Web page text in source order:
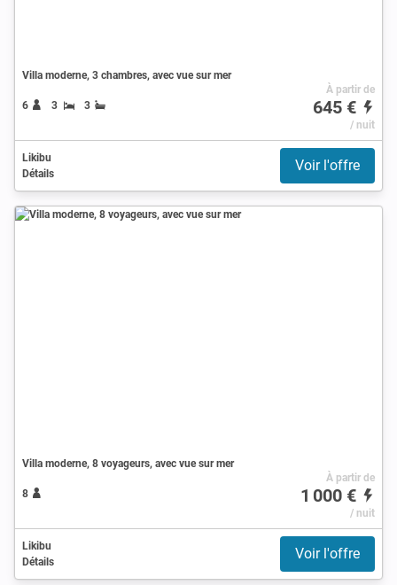
Villa moderne, 3 chambres, avec vue sur mer
6 3 3
À partir de
645 €
/ nuit
Likibu
Détails
Voir l'offre
Villa moderne, 8 voyageurs, avec vue sur mer
8
À partir de
1 000 €
/ nuit
Likibu
Détails
Voir l'offre